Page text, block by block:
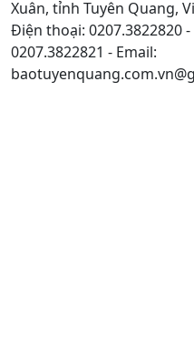
Xuân, tỉnh Tuyên Quang,
Điện thoại: 0207.3822820 -
0207.3822821 - Email: